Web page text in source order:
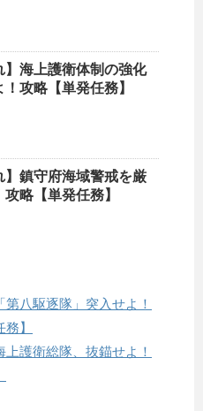
】海上護衛体制の強化
！攻略【単発任務】
】鎮守府海域警戒を厳
攻略【単発任務】
第八駆逐隊」突入せよ！
】
上護衛総隊、抜錨せよ！